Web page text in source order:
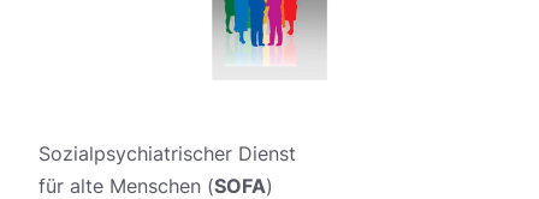
Sozialpsychiatrischer Dienst
für alte Menschen (SOFA)